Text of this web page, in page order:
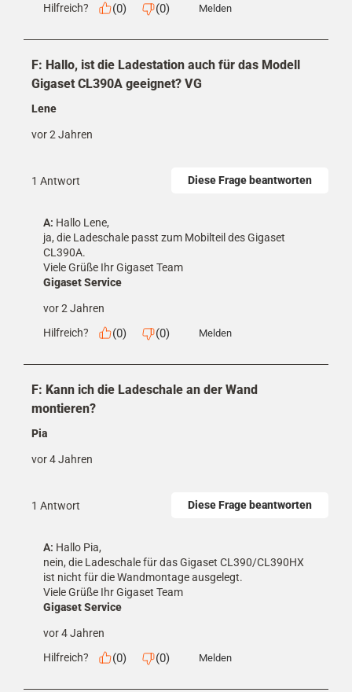
Hilfreich?
(0) (0) Melden
F: Hallo, ist die Ladestation auch für das Modell
Gigaset CL390A geeignet? VG
Lene
vor 2 Jahren
1 Antwort Diese Frage beantworten
A: Hallo Lene,
ja, die Ladeschale passt zum Mobilteil des Gigaset
CL390A.
Viele Grüße Ihr Gigaset Team
Gigaset Service
vor 2 Jahren
Hilfreich?
(0) (0) Melden
F: Kann ich die Ladeschale an der Wand
montieren?
Pia
vor 4 Jahren
1 Antwort Diese Frage beantworten
A: Hallo Pia,
nein, die Ladeschale für das Gigaset CL390/CL390HX
ist nicht für die Wandmontage ausgelegt.
Viele Grüße Ihr Gigaset Team
Gigaset Service
vor 4 Jahren
Hilfreich?
(0) (0) Melden